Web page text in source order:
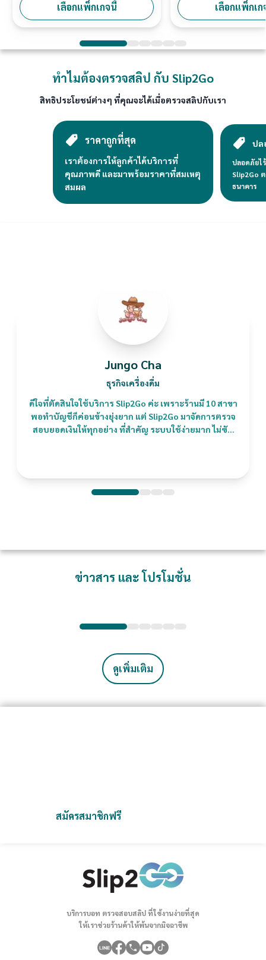
เลือกแพ็กเกจนี้ เลือกแพ็กเ
ทำไมต้องตรวจสลิป กับ Slip2Go
สิทธิประโยชน์ต่างๆ ที่คุณจะได้เมื่อตรวจสลิปกับเรา
ราคาถูกที่สุด
เราต้องการให้ลูกค้าได้บริการที่
คุณภาพดี และมาพร้อมราคาที่สมเหตุ
สมผล
ปล
ปลอดภัยไ
Slip2Go
ธนาคาร
Jungo Cha
ธุรกิจเครื่องดื่ม
ดีใจที่ตัดสินใจใช้บริการ Slip2Go ค่ะ เพราะร้านมี 10 สาขา
พอทำบัญชีก็ค่อนข้างยุ่งยาก แต่ Slip2Go มาจัดการตรวจ
สอบยอดเงินให้ทุกอย่าง ที่สำคัญ ระบบใช้ง่ายมาก ไม่ซับ
ข่าวสาร และ โปรโมชั่น
ขายดีจนเจ๊ง เมื่อออเดอร์ล้นร้าน กลายเป็นหลุม
ดูเพิ่มเติม
สมัครสมาชิกฟรี
บริการบอท ตรวจสอบสลิป ที่ใช้งานง่ายที่สุด
ให้เราช่วยร้านค้าให้พ้นจากมิจฉาชีพ